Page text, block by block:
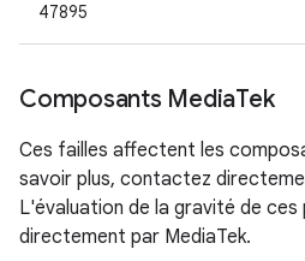
47895
Composants MediaTek
Ces failles affectent les
savoir plus, contactez
L'évaluation de la gravité de
directement par MediaTek.